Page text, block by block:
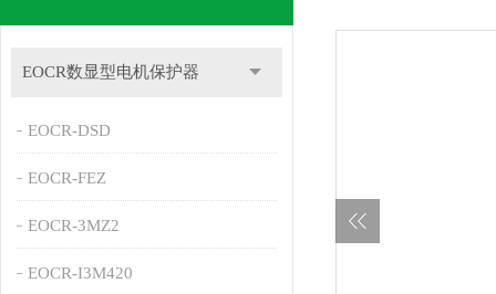
EOCR数显型电机保护器
EOCR-DSD
EOCR-FEZ
EOCR-3MZ2
EOCR-I3M420